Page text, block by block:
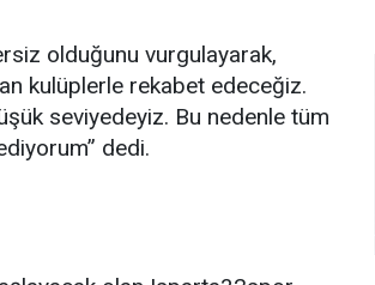
olduğunu vurgulayarak,
kulüplerle rekabet edeceğiz.
seviyedeyiz. Bu nedenle tüm
dedi.